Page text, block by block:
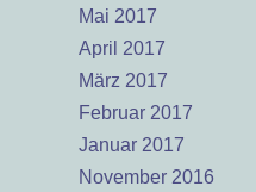
Mai 2017
April 2017
März 2017
Februar 2017
Januar 2017
November 2016